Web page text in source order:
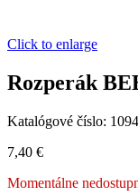
Click to enlarge
Rozperák
Katalógové číslo: 1094
7,40 €
Momentálne